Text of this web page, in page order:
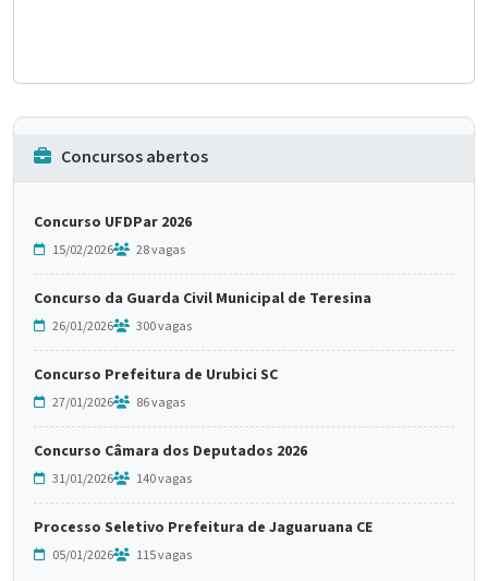
Concursos abertos
Concurso UFDPar 2026
15/02/2026 28 vagas
Concurso da Guarda Civil Municipal de Teresina
26/01/2026 300 vagas
Concurso Prefeitura de Urubici SC
27/01/2026 86 vagas
Concurso Câmara dos Deputados 2026
31/01/2026 140 vagas
Processo Seletivo Prefeitura de Jaguaruana CE
05/01/2026 115 vagas